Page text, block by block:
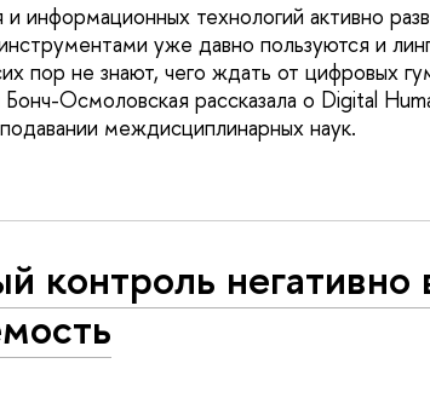
информационных технологий активно
уже давно пользуются и
пор не знают, чего ждать от цифровых
Осмоловская рассказала о Digital
междисциплинарных наук.
контроль негативно